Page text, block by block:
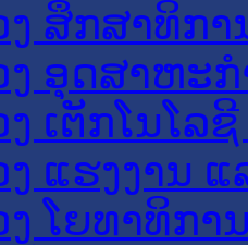
ສຶກສາທິກາ
ອຸດສາຫະ
ເຕັກໂນໂລ
ແຮງງານ
ໂຍທາທິກາ